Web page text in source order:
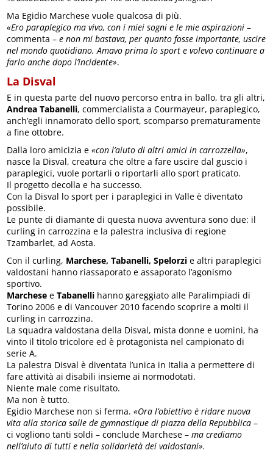
Ma Egidio Marchese vuole qualcosa di più.
«Ero paraplegico ma vivo, con i miei sogni e le mie aspirazioni –
commenta –e non mi bastava, per quanto fosse importante, uscire
nel mondo quotidiano. Amavo prima lo sport e volevo continuare a
farlo anche dopo l’incidente».
La Disval
E in questa parte del nuovo percorso entra in ballo, tra gli altri,
Andrea Tabanelli, commercialista a Courmayeur, paraplegico,
anch’egli innamorato dello sport, scomparso prematuramente
a fine ottobre.
Dalla loro amicizia e«con l’aiuto di altri amici in carrozzella»,
nasce la Disval, creatura che oltre a fare uscire dal guscio i
paraplegici, vuole portarli o riportarli allo sport praticato.
Il progetto decolla e ha successo.
Con la Disval lo sport per i paraplegici in Valle è diventato
possibile.
Le punte di diamante di questa nuova avventura sono due: il
curling in carrozzina e la palestra inclusiva di regione
Tzambarlet, ad Aosta.
Con il curling, Marchese, Tabanelli, Spelorzi e altri paraplegici
valdostani hanno riassaporato e assaporato l’agonismo
sportivo.
Marchese e Tabanelli hanno gareggiato alle Paralimpiadi di
Torino 2006 e di Vancouver 2010 facendo scoprire a molti il
curling in carrozzina.
La squadra valdostana della Disval, mista donne e uomini, ha
vinto il titolo tricolore ed è protagonista nel campionato di
serie A.
La palestra Disval è diventata l’unica in Italia a permettere di
fare attività ai disabili insieme ai normodotati.
Niente male come risultato.
Ma non è tutto.
Egidio Marchese non si ferma.«Ora l’obiettivo è ridare nuova
vita alla storica salle de gymnastique di piazza della Repubblica –
ci vogliono tanti soldi – conclude Marchese –ma crediamo
nell’aiuto di tutti e nella solidarietà dei valdostani».